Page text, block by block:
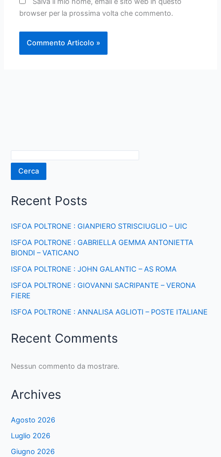
browser per la prossima volta che commento.
Cerca
Recent Posts
ISFOA POLTRONE : GIANPIERO STRISCIUGLIO – UIC
ISFOA POLTRONE : GABRIELLA GEMMA ANTONIETTA
BIONDI – VATICANO
ISFOA POLTRONE : JOHN GALANTIC – AS ROMA
ISFOA POLTRONE : GIOVANNI SACRIPANTE – VERONA
FIERE
ISFOA POLTRONE : ANNALISA AGLIOTI – POSTE ITALIANE
Recent Comments
Nessun commento da mostrare.
Archives
Agosto 2026
Luglio 2026
Giugno 2026